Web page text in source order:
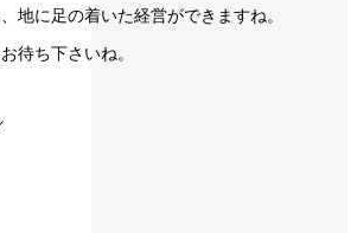
地に足の着いた経営ができますね。
待ち下さいね。